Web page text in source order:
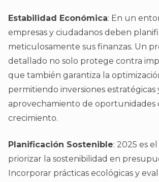
Estabilidad Económica: En un
empresas y ciudadanos deben
meticulosamente sus finanzas. Un
detallado no solo protege contra
que también garantiza la
permitiendo inversiones estratégicas
aprovechamiento de oportunidades
crecimiento.
Planificación Sostenible: 2025 es
priorizar la sostenibilidad en
Incorporar prácticas ecológicas y